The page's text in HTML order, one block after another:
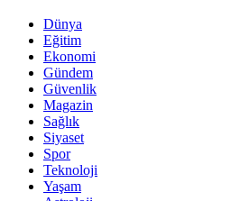
Dünya
Eğitim
Ekonomi
Gündem
Güvenlik
Magazin
Sağlık
Siyaset
Spor
Teknoloji
Yaşam